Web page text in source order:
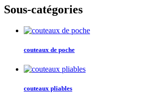
Sous-catégories
couteaux de poche
couteaux pliables